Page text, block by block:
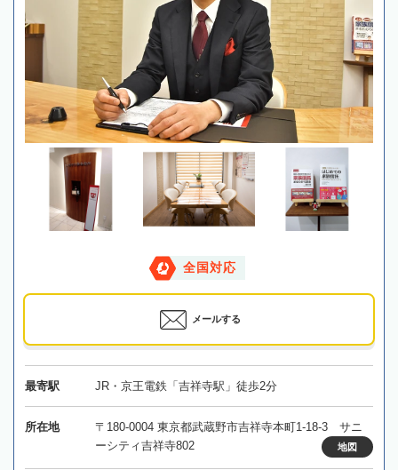
全国対応
メールする
最寄駅 JR・京王電鉄「吉祥寺駅」徒歩2分
所在地
〒180-0004 東京都武蔵野市吉祥寺本町1-18-3 サニ
ーシティ吉祥寺802
地図